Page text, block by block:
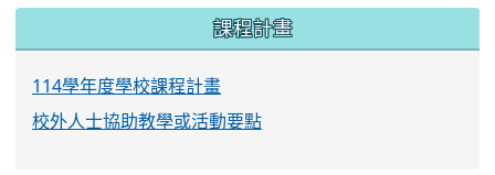
課程計畫
114學年度學校課程計畫
校外人士協助教學或活動要點